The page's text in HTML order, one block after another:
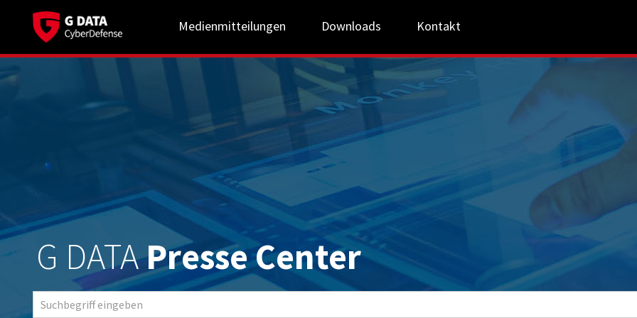
Medienmitteilungen Downloads Kontakt
G DATAPresse Center